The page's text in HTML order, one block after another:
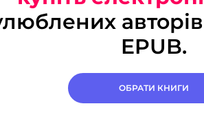
EPUB.
ОБРАТИ КНИГИ